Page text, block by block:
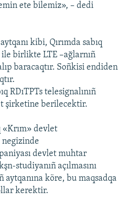
ete bilemiz», – dedi
kibi, Qırımda sabıq
birlikte LTE –ağlarnıñ
baracaqtır. Soñkisi endiden
RDıTPTs telesignalınıñ
şirketine berilecektir.
«Krım» devlet
devlet muhtar
studiyanıñ açılmasını
aytqanına köre, bu maqsadqa
kerektir.